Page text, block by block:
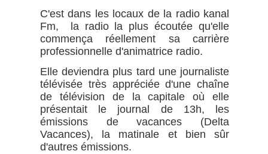
C'est dans les locaux de la radio kanal
Fm, la radio la plus écoutée qu'elle
commença réellement sa carrière
professionnelle d'animatrice radio.
Elle deviendra plus tard une journaliste
télévisée très appréciée d'une chaîne
de télévision de la capitale où elle
présentait le journal de 13h, les
émissions de vacances (Delta
Vacances), la matinale et bien sûr
d'autres émissions.